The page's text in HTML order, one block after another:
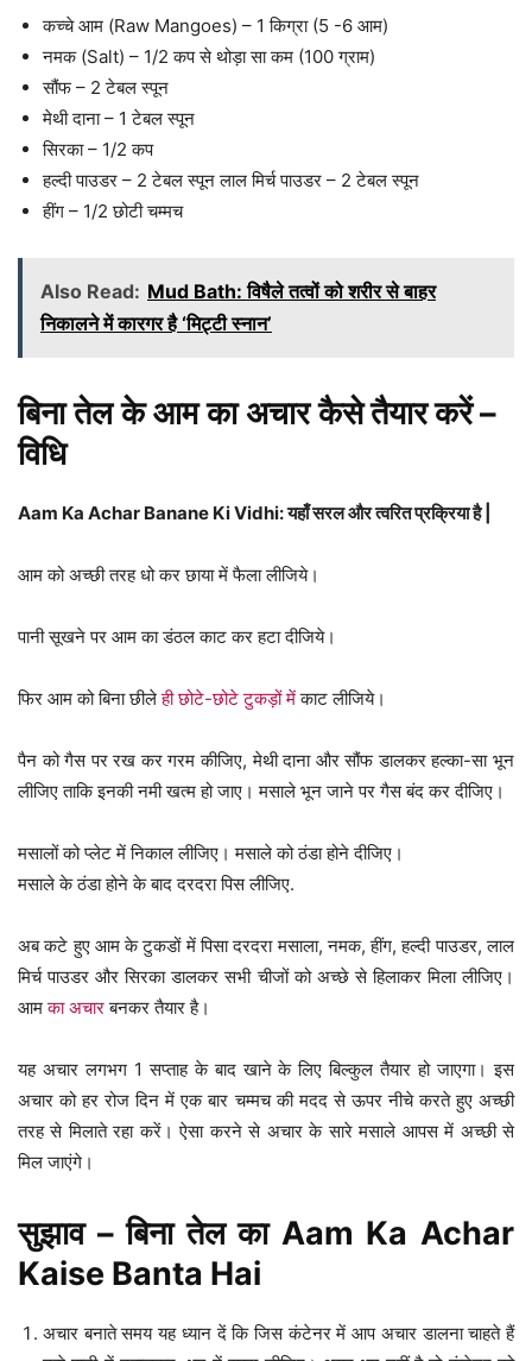
कच्चे आम (Raw Mangoes) – 1 किग्रा (5 -6 आम)
नमक (Salt) – 1/2 कप से थोड़ा सा कम (100 ग्राम)
सौंफ – 2 टेबल स्पून
मेथी दाना – 1 टेबल स्पून
सिरका – 1/2 कप
हल्दी पाउडर – 2 टेबल स्पून लाल मिर्च पाउडर – 2 टेबल स्पून
हींग – 1/2 छोटी चम्मच
Also Read: Mud Bath: विषैले तत्वों को शरीर से बाहर
निकालने में कारगर है ‘मिट्टी स्नान’
बिना तेल के आम का अचारकैसे तैयार करें –
विधि
Aam Ka Achar Banane Ki Vidhi: यहाँ सरल और त्वरित प्रक्रिया है |
आम को अच्छी तरह धो कर छाया में फैला लीजिये।
पानी सूखने पर आम का डंठल काट कर हटा दीजिये।
फिर आम को बिना छीलेही छोटे-छोटे टुकड़ों मेंकाट लीजिये।
पैन को गैस पर रख कर गरम कीजिए, मेथी दाना और सौंफ डालकर हल्का-सा भून
लीजिए ताकि इनकी नमी खत्म हो जाए। मसाले भून जाने पर गैस बंद कर दीजिए।
मसालों को प्लेट में निकाल लीजिए। मसाले को ठंडा होने दीजिए।
मसाले के ठंडा होने के बाद दरदरा पिस लीजिए.
अब कटे हुए आम के टुकडों में पिसा दरदरा मसाला, नमक, हींग, हल्दी पाउडर, लाल
मिर्च पाउडर और सिरका डालकर सभी चीजों को अच्छे से हिलाकर मिला लीजिए।
आमका अचारबनकर तैयार है।
यह अचार लगभग 1 सप्ताह के बाद खाने के लिए बिल्कुल तैयार हो जाएगा। इस
अचार को हर रोज दिन में एक बार चम्मच की मदद से ऊपर नीचे करते हुए अच्छी
तरह से मिलाते रहा करें। ऐसा करने से अचार के सारे मसाले आपस में अच्छी से
मिल जाएंगे।
सुझाव – बिना तेल का Aam Ka Achar
Kaise Banta Hai
अचार बनाते समय यह ध्यान दें कि जिस कंटेनर में आप अचार डालना चाहते हैं